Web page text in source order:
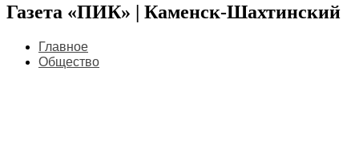
Газета «ПИК» | Каменск-Шахтинский
Главное
Общество